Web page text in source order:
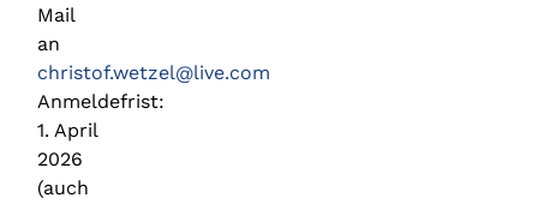
Mail
an
christof.wetzel@live.com
Anmeldefrist:
1. April
2026
(auch